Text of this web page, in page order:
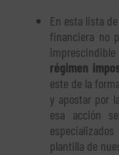
En esta lista
financiera no
régimen
este de la
y apostar por
esa acción
plantilla de